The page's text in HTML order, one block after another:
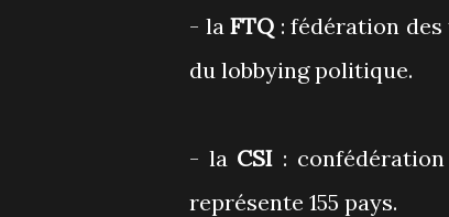
- laFTQ : fédération
du lobbying politique.
- la CSI :
représente 155 pays.